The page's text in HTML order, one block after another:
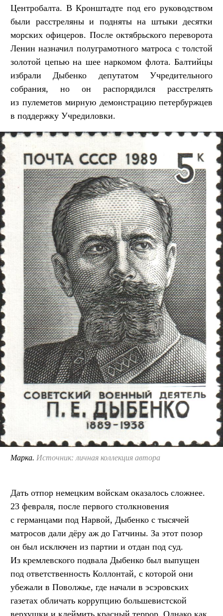
Центробалта. В Кронштадте под его руководством
были расстреляны и подняты на штыки десятки
морских офицеров. После октябрьского переворота
Ленин назначил полуграмотного матроса с толстой
золотой цепью на шее наркомом флота. Балтийцы
избрали Дыбенко депутатом Учредительного
собрания, но он распорядился расстрелять
из пулеметов мирную демонстрацию петербуржцев
в поддержку Учредиловки.
Марка. Источник: личная коллекция автора
Дать отпор немецким войскам оказалось сложнее.
23 февраля, после первого столкновения
с германцами под Нарвой, Дыбенко с тысячей
матросов дали дёру аж до Гатчины. За этот позор
он был исключен из партии и отдан под суд.
Из кремлевского подвала Дыбенко был выпущен
под ответственность Коллонтай, с которой они
убежали в Поволжье, где начали в эсэровских
газетах обличать коррупцию большевистской